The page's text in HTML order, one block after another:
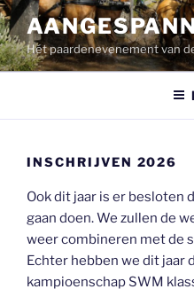
Ga
naar
de
inhoud
Hét paardenevenement van
INSCHRIJVEN 2026
Ook dit jaar is er besloten
gaan doen. We zullen de
weer combineren met de
Echter hebben we dit jaar
kampioenschap SWM